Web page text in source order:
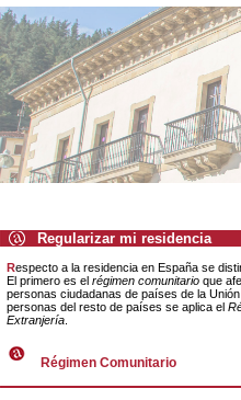
Regularizar mi residencia
Respecto a la residencia en España se distinguen dos regímenes.
El primero es el régimen comunitarioque
personas ciudadanas de países de la
personas del resto de países se aplica el
Extranjería.
Régimen Comunitario